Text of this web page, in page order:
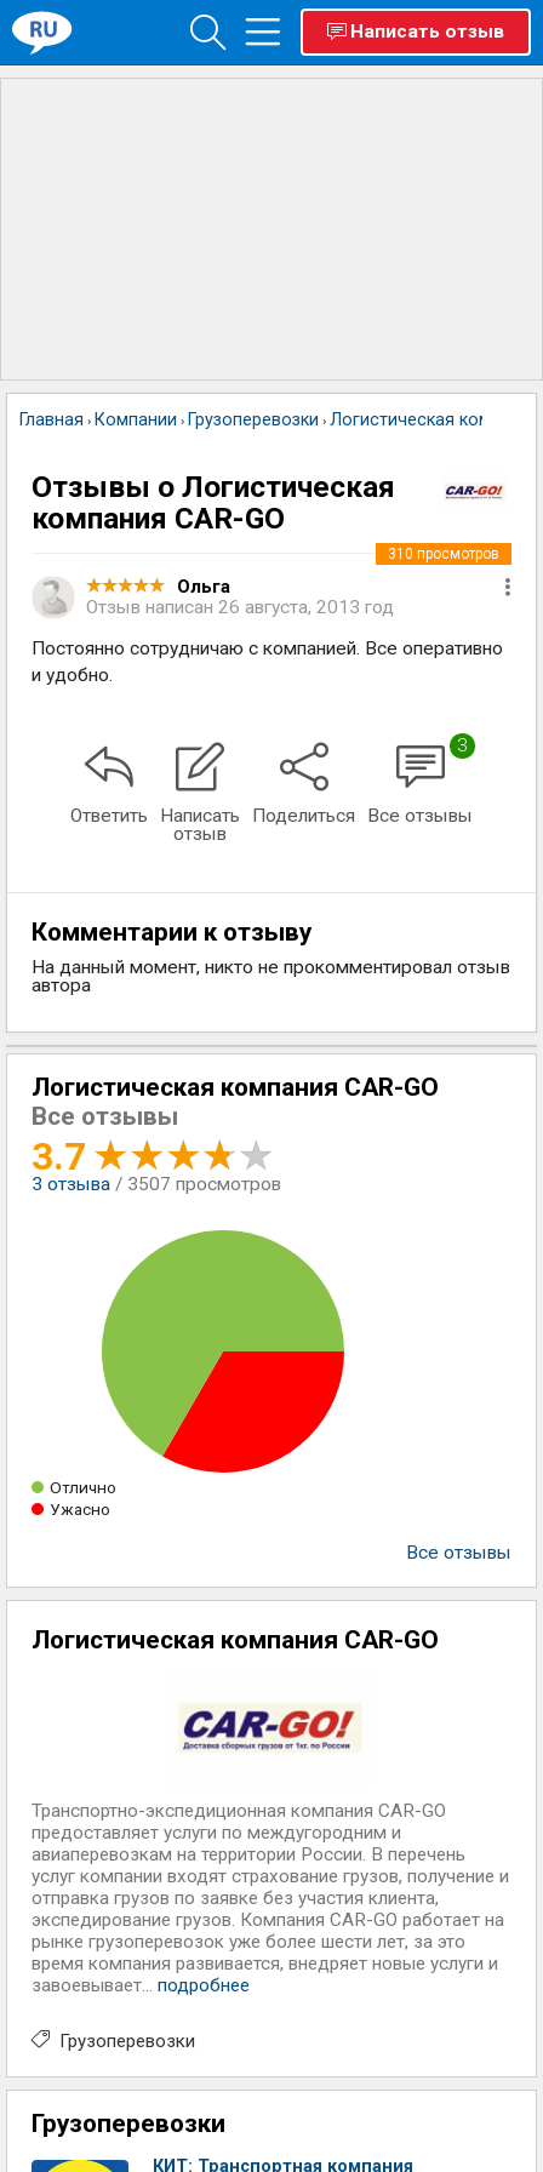
Написать отзыв
Главная › Компании › Грузоперевозки › Логистическая компания
Отзывы о Логистическая
компания CAR-GO
Ольга
Отзыв написан 26 августа, 2013 год
310 просмотров
Постоянно сотрудничаю с компанией. Все оперативно
и удобно.
Ответить
Написать
отзыв
Поделиться
3
Все отзывы
Комментарии к отзыву
На данный момент, никто не прокомментировал отзыв
автора
Логистическая компания CAR-GO
Все отзывы
3.7
3 отзыва / 3507 просмотров
Отлично
Ужасно
Все отзывы
Логистическая компания CAR-GO
Транспортно-экспедиционная компания CAR-GO
предоставляет услуги по междугородним и
авиаперевозкам на территории России. В перечень
услуг компании входят страхование грузов, получение и
отправка грузов по заявке без участия клиента,
экспедирование грузов. Компания CAR-GO работает на
рынке грузоперевозок уже более шести лет, за это
время компания развивается, внедряет новые услуги и
завоевывает... подробнее
Грузоперевозки
Грузоперевозки
КИТ: Транспортная компания